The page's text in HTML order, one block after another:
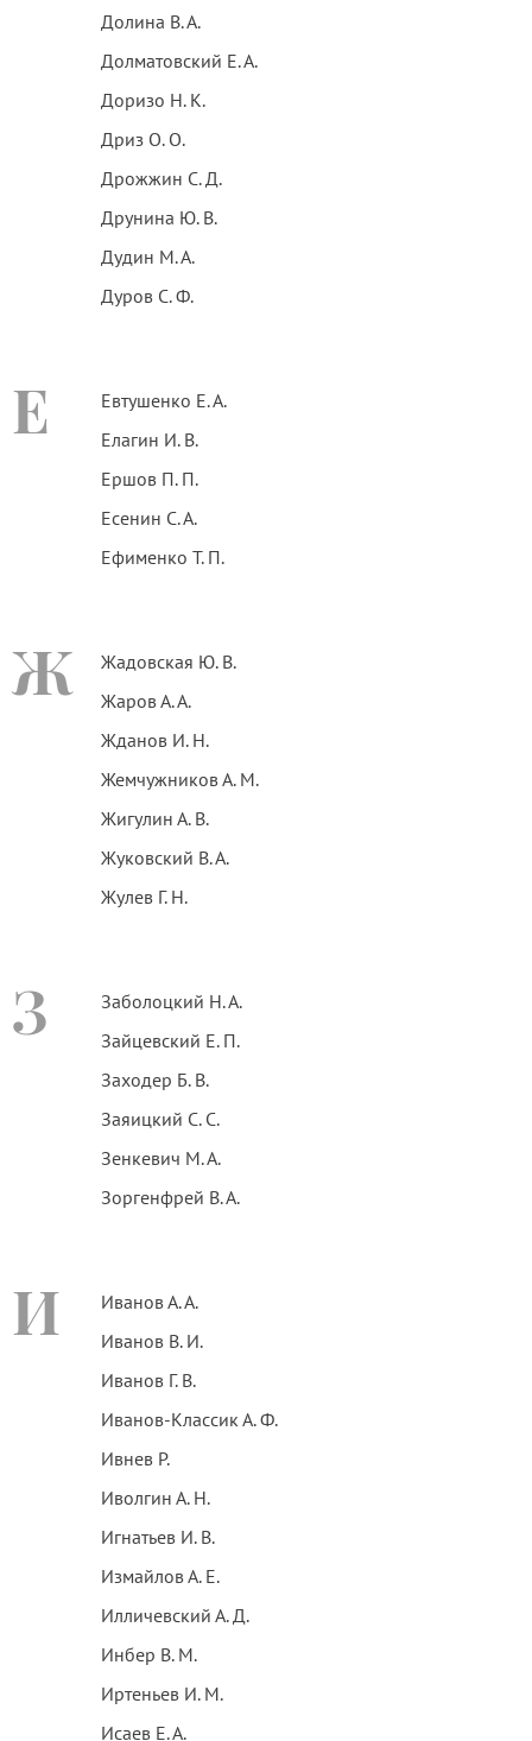
Долина В. А.
Долматовский Е. А.
Доризо Н. К.
Дриз О. О.
Дрожжин С. Д.
Друнина Ю. В.
Дудин М. А.
Дуров С. Ф.
Е
Евтушенко Е. А.
Елагин И. В.
Ершов П. П.
Есенин С. А.
Ефименко Т. П.
Ж
Жадовская Ю. В.
Жаров А. А.
Жданов И. Н.
Жемчужников А. М.
Жигулин А. В.
Жуковский В. А.
Жулев Г. Н.
З
Заболоцкий Н. А.
Зайцевский Е. П.
Заходер Б. В.
Заяицкий С. С.
Зенкевич М. А.
Зоргенфрей В. А.
И
Иванов А. А.
Иванов В. И.
Иванов Г. В.
Иванов-Классик А. Ф.
Ивнев Р.
Иволгин А. Н.
Игнатьев И. В.
Измайлов А. Е.
Илличевский А. Д.
Инбер В. М.
Иртеньев И. М.
Исаев Е. А.